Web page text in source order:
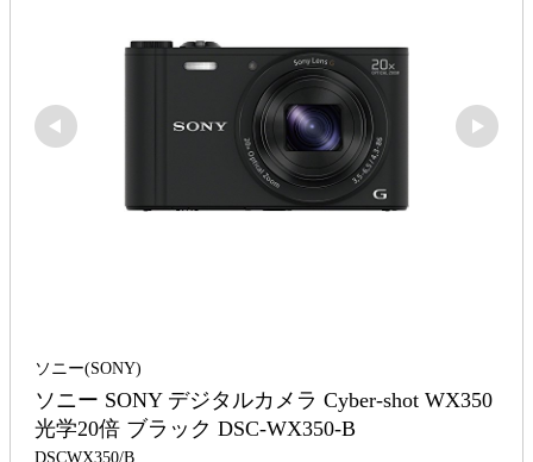
ソニー(SONY)
ソニー SONY デジタルカメラ Cyber-shot WX350
光学20倍 ブラック DSC-WX350-B
DSCWX350/B